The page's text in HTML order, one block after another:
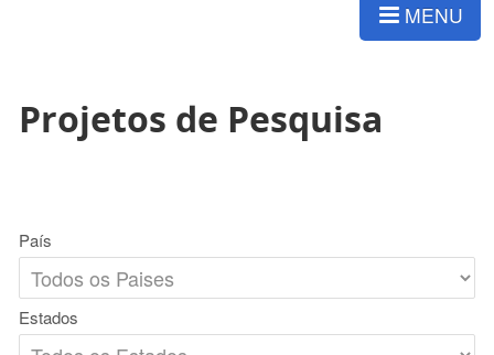
MENU
Projetos de Pesquisa
País
Estados